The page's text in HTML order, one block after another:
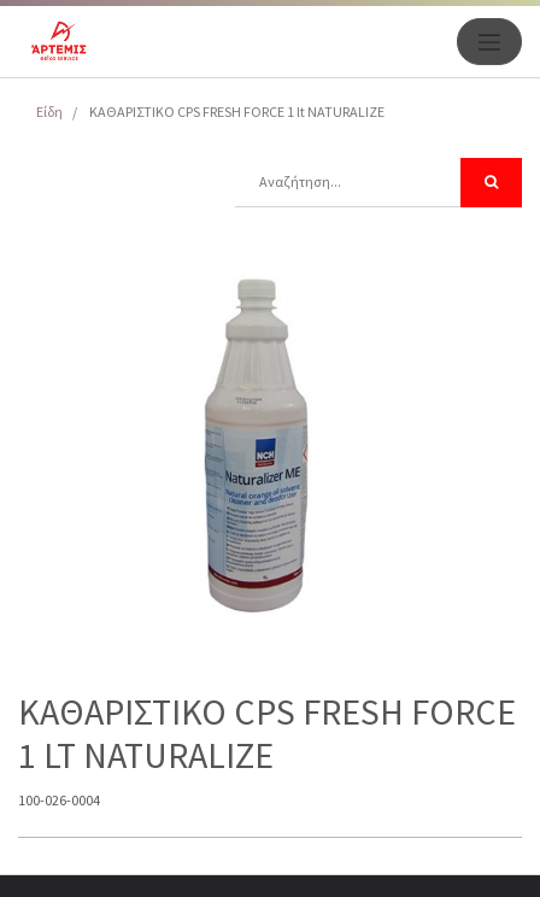
Είδη ΚΑΘΑΡΙΣΤΙΚΟ CPS FRESH FORCE 1 lt NATURALIZE
ΚΑΘΑΡΙΣΤΙΚΟ CPS FRESH FORCE
1 LT NATURALIZE
100-026-0004